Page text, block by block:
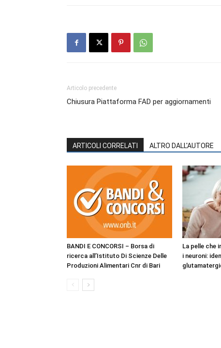
Articolo precedente
Chiusura Piattaforma FAD per aggiornamenti
ARTICOLI CORRELATI ALTRO DALL'AUTORE
BANDI E CONCORSI – Borsa di
ricerca all’Istituto Di Scienze Delle
Produzioni Alimentari Cnr di Bari
La pelle che
i neuroni: